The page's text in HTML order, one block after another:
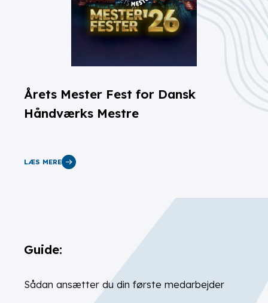
Årets Mester Fest for Dansk
Håndværks Mestre
LÆS MERE
Guide:
Sådan ansætter du din første medarbejder